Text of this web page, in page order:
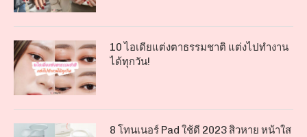
10 ไอเดียแต่งตาธรรมชาติ แต่งไปทำงาน
ได้ทุกวัน!
8 โทนเนอร์ Pad ใช้ดี 2023 สิวหาย หน้าใส